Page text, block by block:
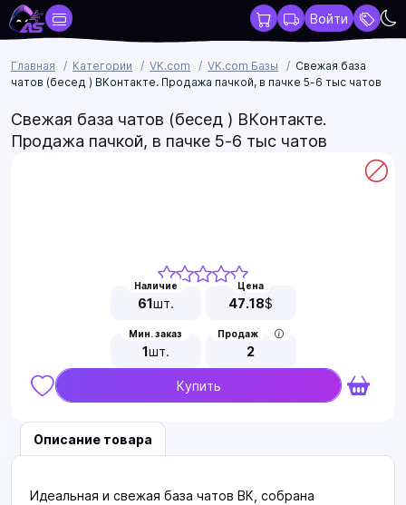
Войти
Главная Категории VK.com VK.com Базы
Свежая база
чатов (бесед ) ВКонтакте. Продажа пачкой, в пачке 5-6 тыс чатов
Свежая база чатов (бесед ) ВКонтакте.
Продажа пачкой, в пачке 5-6 тыс чатов
Наличие
61шт.
Цена
47.18$
Мин. заказ
1шт.
Продаж
2
Купить
Описание товара
Идеальная и свежая база чатов ВК, собрана